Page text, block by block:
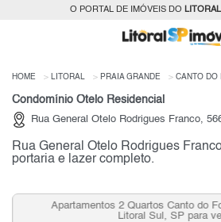
O PORTAL DE IMÓVEIS DO LITORAL
HOME LITORAL PRAIA GRANDE CANTO DO
Condomínio Otelo Residencial
Rua General Otelo Rodrigues
portaria e lazer completo.
Apartamentos 2 Quartos Canto do
Litoral Sul, SP para